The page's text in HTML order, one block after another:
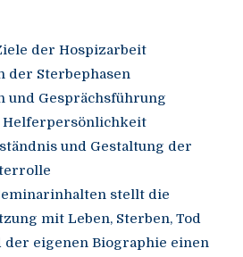
der Hospizarbeit
der Sterbephasen
und Gesprächsführung
Helferpersönlichkeit
und Gestaltung der
stellt die
mit Leben, Sterben, Tod
der eigenen Biographie einen